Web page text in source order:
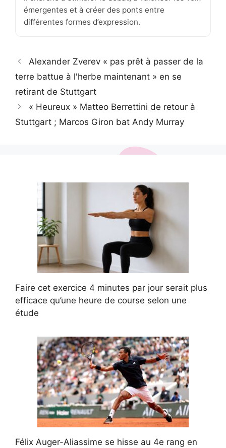
émergentes et à créer des ponts entre
différentes formes d’expression.
Alexander Zverev « pas prêt à passer de la
terre battue à l'herbe maintenant » en se
retirant de Stuttgart
« Heureux » Matteo Berrettini de retour à
Stuttgart ; Marcos Giron bat Andy Murray
Faire cet exercice 4 minutes par jour serait plus
efficace qu’une heure de course selon une
étude
Félix Auger-Aliassime se hisse au 4e rang en